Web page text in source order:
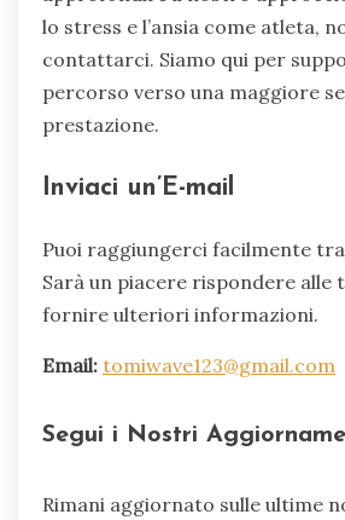
lo stress e l’ansia come atleta,
contattarci. Siamo qui per
percorso verso una maggiore
prestazione.
Inviaci un’E-mail
Puoi raggiungerci facilmente
Sarà un piacere rispondere alle
fornire ulteriori informazioni.
Email: tomiwave123@gmail.com
Segui i Nostri
Rimani aggiornato sulle ultime